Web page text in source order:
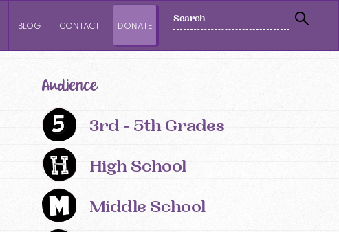
SEARCH
BLOG CONTACT DONATE
Audience
3rd - 5th Grades
High School
Middle School